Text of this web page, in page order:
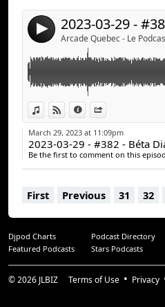
Merci!
#arcadeqc
4 2023-03-29 -
Arcade Quebec - Le
View in iTunes
View on Djpod
Information
Farador, le film : https://
Avec :
Stéphane Goulet
Guillaume Duplain
Jeff Dion (@JF_dion)
Suivez-nous :
arcadequebec.com
twitch.tv/arcadeqc
Merci!
#arcadeqc #arcadequebec
March 29, 2023 at 11:09pm
2023-03-29 - #382 - Béta
Be the first to comment on this
First Previous 31 32
Djpod Charts Podcast Directory
Featured Podcasts
Stars Podcasts
© 2026 JLBIZ Terms of Use Privacy